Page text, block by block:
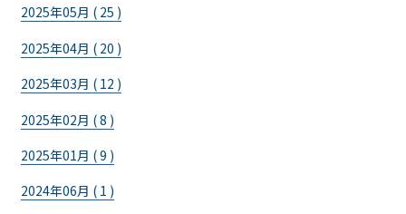
2025年05月 ( 25 )
2025年04月 ( 20 )
2025年03月 ( 12 )
2025年02月 ( 8 )
2025年01月 ( 9 )
2024年06月 ( 1 )